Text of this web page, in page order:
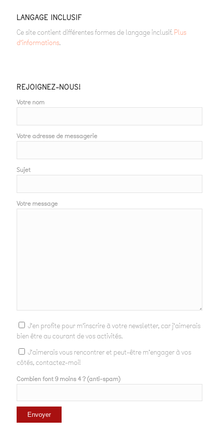
LANGAGE INCLUSIF
Ce site contient différentes formes de langage inclusif. Plus
d’informations.
REJOIGNEZ-NOUS!
Votre nom
Votre adresse de messagerie
Sujet
Votre message
J'en profite pour m'inscrire à votre newsletter, car j'aimerais
bien être au courant de vos activités.
J'aimerais vous rencontrer et peut-être m'engager à vos
côtés, contactez-moi!
Combien font 9 moins 4 ? (anti-spam)